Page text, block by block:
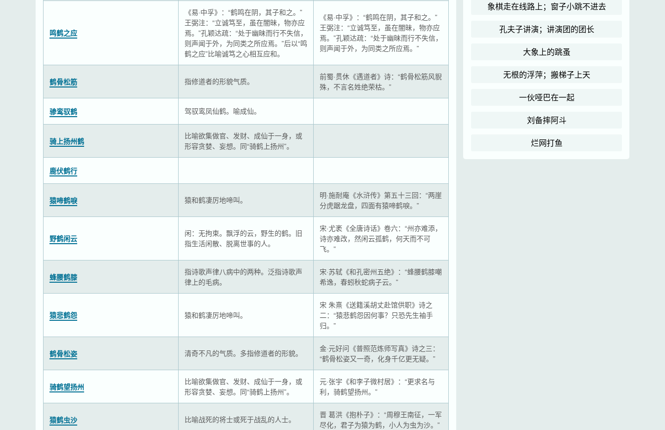
鸣鹤之应
《易·中孚》：“鹤鸣在阴，其子和之。”
王弼注：“立诚笃至，虽在闇昧，物亦应
焉。”孔颖达疏：“处于幽昧而行不失信，
则声闻于外，为同类之所应焉。”后以“鸣
鹤之应”比喻诚笃之心相互应和。
《易·中孚》：“鹤鸣在阴，其子和之。”
王弼注：“立诚笃至，虽在闇昧，物亦应
焉。”孔颖达疏：“处于幽昧而行不失信，
则声闻于外，为同类之所应焉。”
鹤骨松筋 指修道者的形貌气质。
前蜀·贯休《遇道者》诗：“鹤骨松筋风貎
殊，不言名姓绝荣枯。”
骖鸾驭鹤 驾驭鸾凤仙鹤。喻成仙。
骑上扬州鹤
比喻欲集做官、发财、成仙于一身，或
形容贪婪、妄想。同“骑鹤上扬州”。
鹿伏鹤行
猿啼鹤唳 猿和鹤凄厉地啼叫。
明·施耐庵《水浒传》第五十三回：“两崖
分虎踞龙盘，四面有猿啼鹤唳。”
野鹤闲云
闲：无拘束。飘浮的云，野生的鹤。旧
指生活闲散、脱离世事的人。
宋·尤袤《全唐诗话》卷六：“州亦难添，
诗亦难改，然闲云孤鹤，何天而不可
飞。”
蜂腰鹤膝
指诗歌声律八病中的两种。泛指诗歌声
律上的毛病。
宋·苏轼《和孔密州五绝》：“蜂腰鹤膝嘲
希逸，春蚓秋蛇病子云。”
猿悲鹤怨 猿和鹤凄厉地啼叫。
宋 朱熹《送籍溪胡丈赴馆供职》诗之
二：“猿悲鹤怨因何事？只恐先生袖手
归。”
鹤骨松姿 清奇不凡的气质。多指修道者的形貌。
金·元好问《普照范炼师写真》诗之三：
“鹤骨松姿又一奇，化身千亿更无疑。”
骑鹤望扬州
比喻欲集做官、发财、成仙于一身，或
形容贪婪、妄想。同“骑鹤上扬州”。
元·张宇《和李子微村居》：“更求名与
利，骑鹤望扬州。”
猿鹤虫沙 比喻战死的将士或死于战乱的人士。
晋 葛洪《抱朴子》：“周穆王南征，一军
尽化，君子为猿为鹤，小人为虫为沙。”
象棋走在线路上；窗子小跳不进去
孔夫子讲演；讲演团的团长
大象上的跳蚤
无根的浮萍；搬梯子上天
一伙哑巴在一起
刘备摔阿斗
烂网打鱼